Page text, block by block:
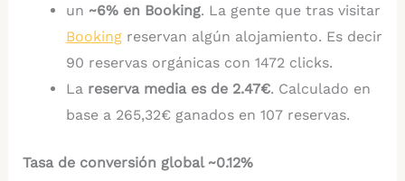
un ~6% en Booking. La gente que tras visitar
Bookingreservan algún alojamiento. Es decir
90 reservas orgánicas con 1472 clicks.
La reserva media es de 2.47€. Calculado en
base a 265,32€ ganados en 107 reservas.
Tasa de conversión global ~0.12%